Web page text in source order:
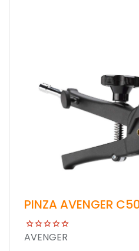
PINZA AVENGER
AVENGER